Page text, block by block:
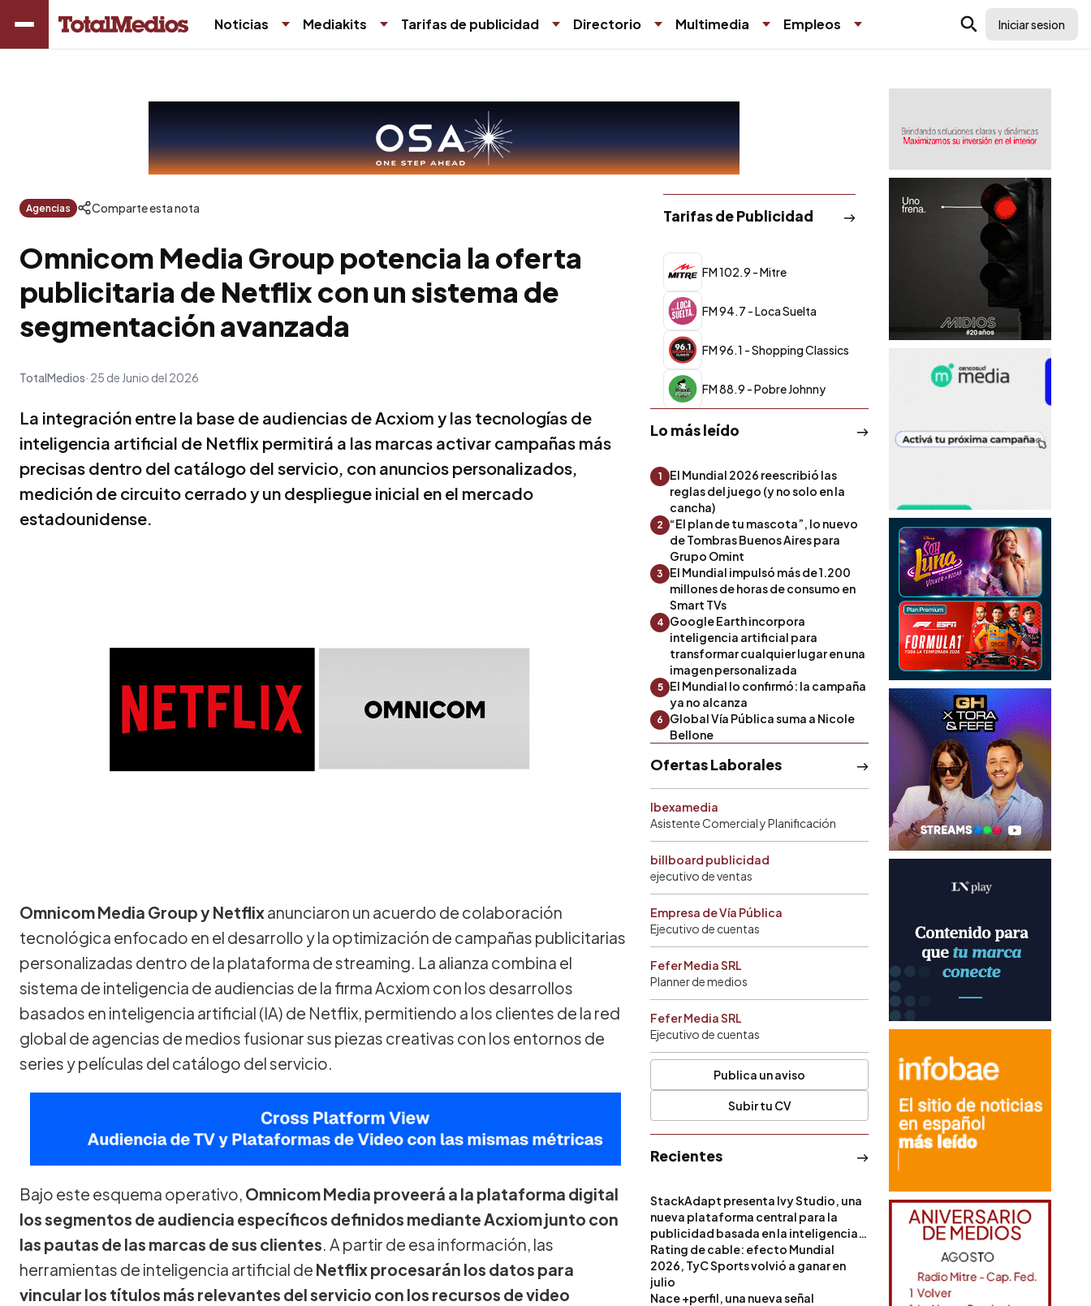
Noticias Mediakits Tarifas de publicidad Directorio Multimedia Empleos Iniciar sesion
Agencias Comparte esta nota
Omnicom Media Group potencia la oferta
publicitaria de Netflix con un sistema de
segmentación avanzada
TotalMedios 25 de Junio del 2026
La integración entre la base de audiencias de Acxiom y las tecnologías de
inteligencia artificial de Netflix permitirá a las marcas activar campañas más
precisas dentro del catálogo del servicio, con anuncios personalizados,
medición de circuito cerrado y un despliegue inicial en el mercado
estadounidense.
Omnicom Media Group y Netflixanunciaron un acuerdo de colaboración
tecnológica enfocado en el desarrollo y la optimización de campañas publicitarias
personalizadas dentro de la plataforma de streaming. La alianza combina el
sistema de inteligencia de audiencias de la firma Acxiom con los desarrollos
basados en inteligencia artificial (IA) de Netflix, permitiendo a los clientes de la red
global de agencias de medios fusionar sus piezas creativas con los entornos de
series y películas del catálogo del servicio.
Bajo este esquema operativo, Omnicom Media proveerá a la plataforma digital
los segmentos de audiencia específicos definidos mediante Acxiom junto con
las pautas de las marcas de sus clientes. A partir de esa información, las
herramientas de inteligencia artificial de Netflix procesarán los datos para
vincular los títulos más relevantes del servicio con los recursos de video
Tarifas de Publicidad
FM 102.9 - Mitre
FM 94.7 - Loca Suelta
FM 96.1 - Shopping Classics
FM 88.9 - Pobre Johnny
Lo más leído
1
El Mundial 2026 reescribió las
reglas del juego (y no solo en la
cancha)
2
“El plan de tu mascota”, lo nuevo
de Tombras Buenos Aires para
Grupo Omint
3
El Mundial impulsó más de 1.200
millones de horas de consumo en
Smart TVs
4 Google Earth incorpora
inteligencia artificial para
transformar cualquier lugar en una
imagen personalizada
5
El Mundial lo confirmó: la campaña
ya no alcanza
6
Global Vía Pública suma a Nicole
Bellone
Ofertas Laborales
Ibexamedia
Asistente Comercial y Planificación
billboard publicidad
ejecutivo de ventas
Empresa de Vía Pública
Ejecutivo de cuentas
Fefer Media SRL
Planner de medios
Fefer Media SRL
Ejecutivo de cuentas
Publica un aviso
Subir tu CV
Recientes
StackAdapt presenta Ivy Studio, una
nueva plataforma central para la
publicidad basada en la inteligencia
artificial
Rating de cable: efecto Mundial
2026, TyC Sports volvió a ganar en
julio
Nace +perfil, una nueva señal